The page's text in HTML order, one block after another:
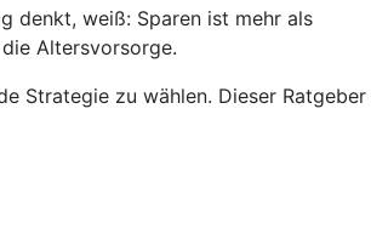
denkt, weiß: Sparen ist mehr als
Altersvorsorge.
Strategie zu wählen. Dieser Ratgeber